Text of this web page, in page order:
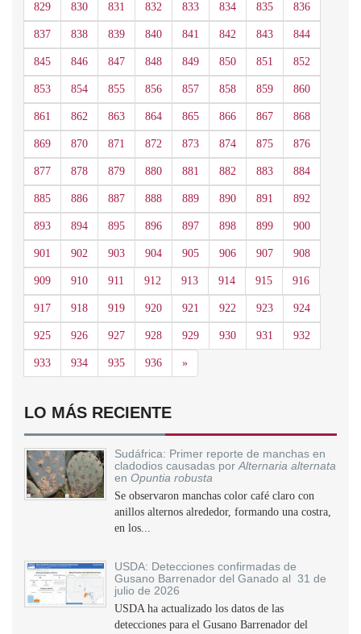
829 830 831 832 833 834 835 836
837 838 839 840 841 842 843 844
845 846 847 848 849 850 851 852
853 854 855 856 857 858 859 860
861 862 863 864 865 866 867 868
869 870 871 872 873 874 875 876
877 878 879 880 881 882 883 884
885 886 887 888 889 890 891 892
893 894 895 896 897 898 899 900
901 902 903 904 905 906 907 908
909 910 911 912 913 914 915 916
917 918 919 920 921 922 923 924
925 926 927 928 929 930 931 932
933 934 935 936 »Siguiente
LO MÁS RECIENTE
Sudáfrica: Primer reporte de manchas en
cladodios causadas por Alternaria alternata
en Opuntia robusta
Se observaron manchas color café claro con
anillos alternos alrededor, formando una costra,
en los...
USDA: Detecciones confirmadas de
Gusano Barrenador del Ganado al 31 de
julio de 2026
USDA ha actualizado los datos de las
detecciones para el Gusano Barrenador del